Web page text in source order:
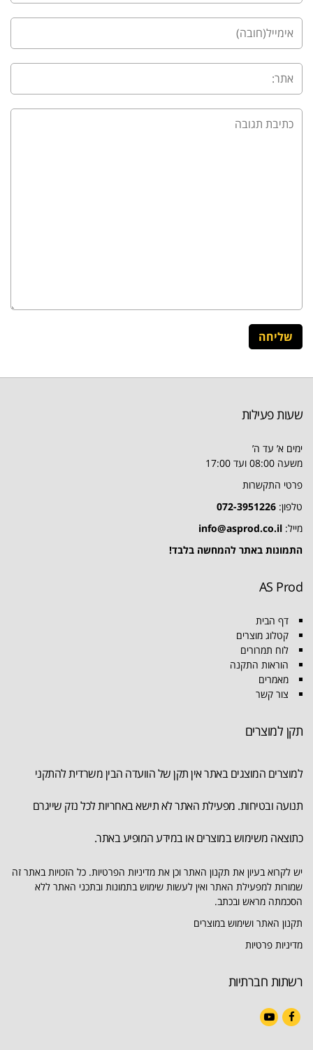
שעות פעילות
ימים א’ עד ה’
משעה 08:00 ועד 17:00
פרטי התקשרות
טלפון: 072-3951226
מייל: info@asprod.co.il
התמונות באתר להמחשה בלבד!
AS Prod
דף הבית
קטלוג מוצרים
לוח תמרורים
הוראות התקנה
מאמרים
צור קשר
תקן למוצרים
למוצרים המוצגים באתר אין תקן של הוועדה הבין משרדית להתקני
תנועה ובטיחות. מפעילת האתר לא תישא באחריות לכל נזק שייגרם
כתוצאה משימוש במוצרים או במידע המופיע באתר.
יש לקרוא בעיון את תקנון האתר וכן את מדיניות הפרטיות. כל הזכויות באתר זה
שמורות למפעילת האתר ואין לעשות שימוש בתמונות ובתכני האתר ללא
הסכמתה מראש ובכתב.
תקנון האתר ושימוש במוצרים
מדיניות פרטיות
רשתות חברתיות